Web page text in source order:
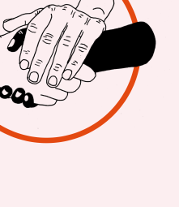
Aus Washington
Glaubt man den
Entscheidung,
durchaus
es vielmehr eine